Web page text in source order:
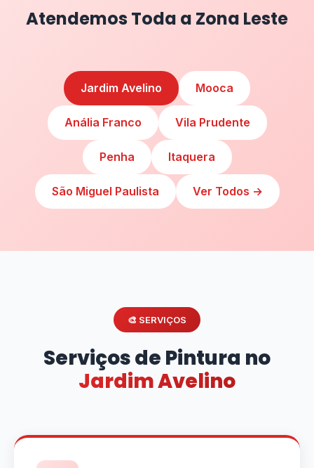
Atendemos Toda a Zona Leste
Jardim Avelino Mooca
Anália Franco Vila Prudente
Penha Itaquera
São Miguel Paulista Ver Todos →
🎨 SERVIÇOS
Serviços de Pintura no
Jardim Avelino